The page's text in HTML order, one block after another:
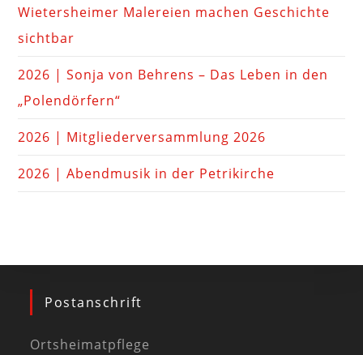
Wietersheimer Malereien machen Geschichte
sichtbar
2026 | Sonja von Behrens – Das Leben in den
„Polendörfern“
2026 | Mitgliederversammlung 2026
2026 | Abendmusik in der Petrikirche
Postanschrift
Ortsheimatpflege